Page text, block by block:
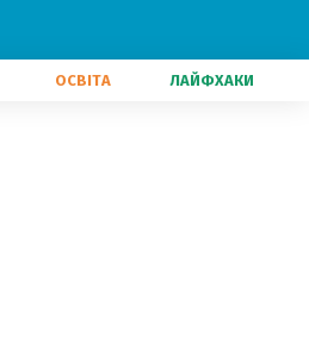
ОСВІТА ЛАЙФХАКИ